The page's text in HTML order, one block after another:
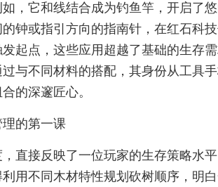
，它和线结合成为钓鱼竿，开启了
钟或指引方向的指南针，在红石科
起点，这些应用超越了基础的生存
与不同材料的搭配，其身份从工具
的深邃匠心。
的第一课
直接反映了一位玩家的生存策略水
用不同木材特性规划砍树顺序，明